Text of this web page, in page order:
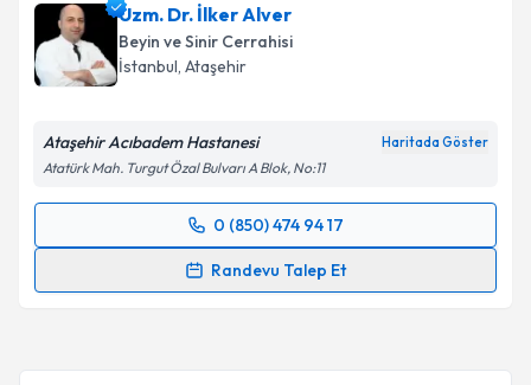
Op. Dr. Hakan Şimşekiçin randevu takvimi talebi
oluşturun. Size bu uzmandan randevu almanız için bir
takvim hazırlandığında e-posta ile bilgilendireceğiz.
Kişisel verilerimin işlenmesine ilişkin
Metni'ni okudum ve kişisel verilerimin belirtilen
kapsamda işlenmesini kabul ediyorum.
Uzm. Dr. İlker Alver
Beyin ve Sinir Cerrahisi
İstanbul, Ataşehir
Ataşehir Acıbadem Hastanesi Haritada Göster
Atatürk Mah. Turgut Özal Bulvarı A Blok, No:11
0 (850) 474 94 17
Randevu Talep Et
Randevu Takvimi Talebi